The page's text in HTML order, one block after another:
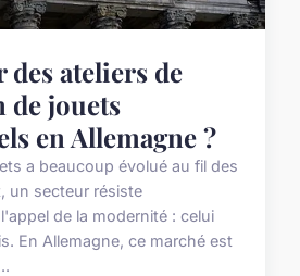
ateliers de
de jouets
en Allemagne ?
a beaucoup évolué au fil des
un secteur résiste
de la modernité : celui
En Allemagne, ce marché est